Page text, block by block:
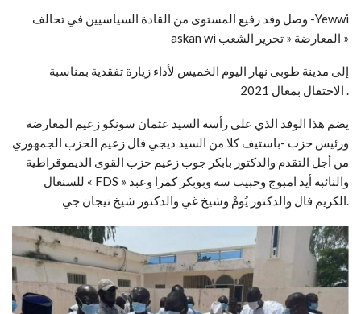
وصل وفد رفيع المستوى من القادة السياسيين في تحالف -Yewwi
askan wi المعارضة « تحرير الشعب »
إلى مدينة طوبى نهار اليوم الخميس لأداء زيارة تفقدية بمناسبة
الاحتفال بمغال 2021 .
يضم هذا الوفد الذي على رأسه السيد عثمان سونكو زعيم المعارضة
ورئيس حزب -باستيف كلا من السيد ديجي فال زعيم الحزب الجمهوري
من أجل التقدم والدكتور بابكر جوب زعيم حزب القوى الديموقراطية
للسنغال « FDS » والنائبة أيد امبوج وحبيب سه وبوبكر كمرا وعبد
الكريم فال والدكتور يُومْ وشيخ غي والدكتور شيخ تيجان جي.